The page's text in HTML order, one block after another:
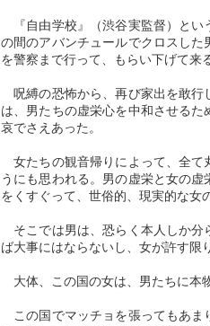
『自由学校』（渋谷実監督）とい
の間のアバンチュールでクロスし
を警察まで行って、もらい下げて来
呪縛の恐怖から、再び家出を敢行
は、男たちの虚栄心を中和させる
哀でさえあった。
女たちの観音帰りによって、全て
うにも思われる。男の虚栄と女の
をくすぐって、世俗的、現実的な女
そこでは男は、恐らく本人しか分
ば大事にはならないし、女が許す限
大体、この国の女は、男たちに本
この国でマッチョを張ってもあま
私の遺品を売
私の布切れと
ガザのどこ
母マリアの病没
これがブロンテ
父の意志により
の衛生状態が極
１０歳余で死亡
り、ハワースの
子たちの壮絶な
ある。
奇（く）しくも
とに驚きを禁じ
１８２１年のこ
図法は、面積関
央経線上では、
残念ながら、江
図は極めて精度
5
虚栄の心
虚栄心と
ではない
見透かされるこ
同時にそれは、
とも言える。ス
かった序列の感
より低いレベル
JUN 自閉症
「自閉ス